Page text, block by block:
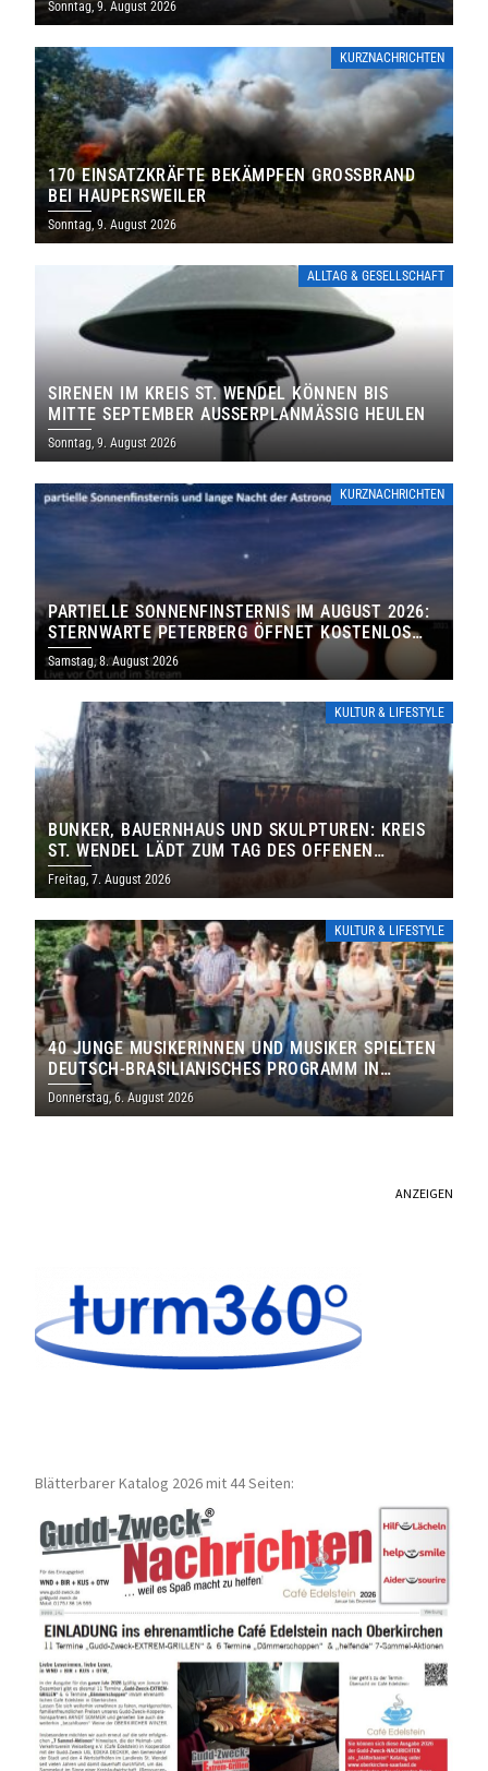
Sonntag, 9. August 2026
KURZNACHRICHTEN
170 EINSATZKRÄFTE BEKÄMPFEN GROSSBRAND B
EI HAUPERSWEILER
Sonntag, 9. August 2026
ALLTAG & GESELLSCHAFT
SIRENEN IM KREIS ST. WENDEL KÖNNEN BIS
MITTE SEPTEMBER AUSSERPLANMÄSSIG HEULEN
Sonntag, 9. August 2026
KURZNACHRICHTEN
PARTIELLE SONNENFINSTERNIS IM AUGUST 2026:
STERNWARTE PETERBERG ÖFFNET KOSTENLOS
IHRE TORE
Samstag, 8. August 2026
KULTUR & LIFESTYLE
BUNKER, BAUERNHAUS UND SKULPTUREN: KREIS
ST. WENDEL LÄDT ZUM TAG DES OFFENEN
DENKMALS EIN
Freitag, 7. August 2026
KULTUR & LIFESTYLE
40 JUNGE MUSIKERINNEN UND MUSIKER SPIELTEN
DEUTSCH-BRASILIANISCHES PROGRAMM IN
THOLEY
Donnerstag, 6. August 2026
ANZEIGEN
Blätterbarer Katalog 2026 mit 44 Seiten: